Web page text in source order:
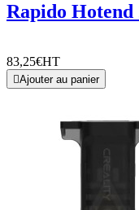
Rapido
83,25€HT
Ajouter au panier